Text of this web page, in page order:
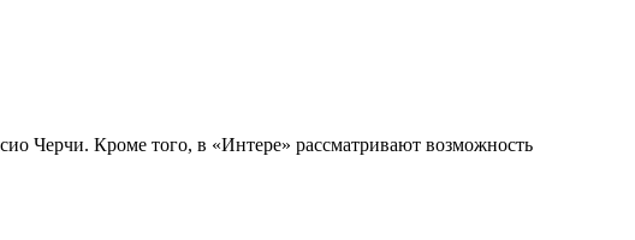
Черчи. Кроме того, в «Интере» рассматривают возможность